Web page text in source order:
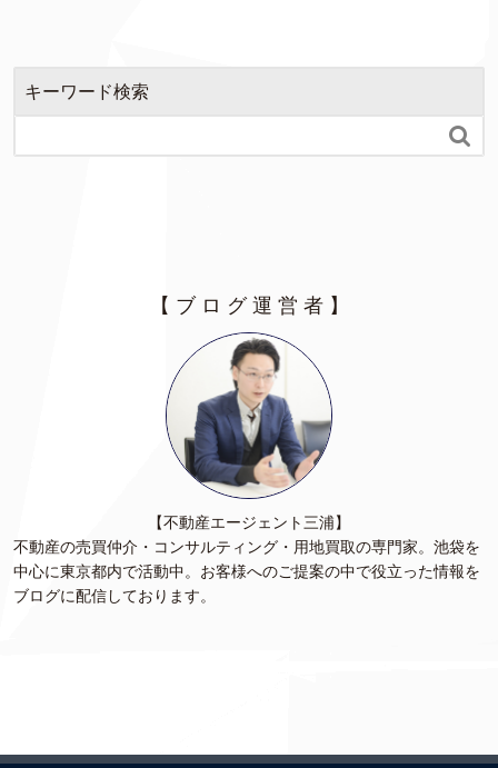
キーワード検索

【 ブ ロ グ 運 営 者 】
【不動産エージェント三浦】
不動産の売買仲介・コンサルティング・用地買取の専門家。池袋を
中心に東京都内で活動中。お客様へのご提案の中で役立った情報を
ブログに配信しております。